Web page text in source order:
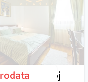
u bajkovitoj